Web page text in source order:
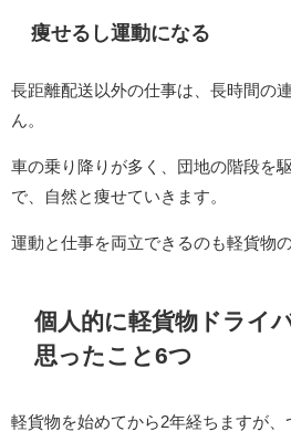
痩せるし運動になる
長距離配送以外の仕事は、長時間の
ん。
車の乗り降りが多く、団地の階段を
で、自然と痩せていきます。
運動と仕事を両立できるのも軽貨物
個人的に軽貨物ドライ
思ったこと6つ
軽貨物を始めてから2年経ちますが、